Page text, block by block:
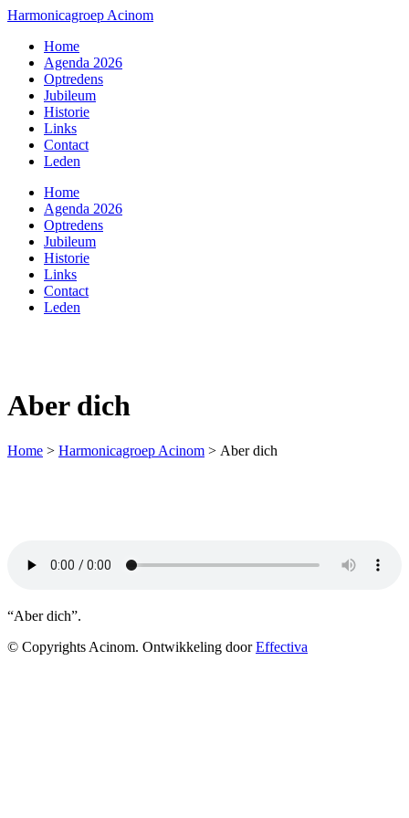
Harmonicagroep Acinom
Home
Agenda 2026
Optredens
Jubileum
Historie
Links
Contact
Leden
Home
Agenda 2026
Optredens
Jubileum
Historie
Links
Contact
Leden
Aber dich
Home > Harmonicagroep Acinom > Aber dich
“Aber dich”.
© Copyrights Acinom. Ontwikkeling doorEffectiva